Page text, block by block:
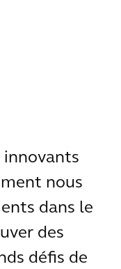
innovants
nous
dans le
des
défis de